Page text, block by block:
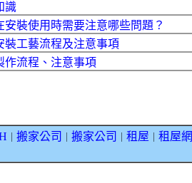
識
安裝使用時需要注意哪些問題？
裝工藝流程及注意事項
作流程、注意事項
搬家公司 搬家公司 租屋 租屋網